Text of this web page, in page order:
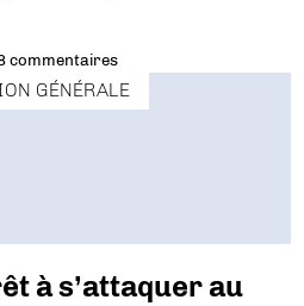
commentaires
GÉNÉRALE
à s’attaquer au